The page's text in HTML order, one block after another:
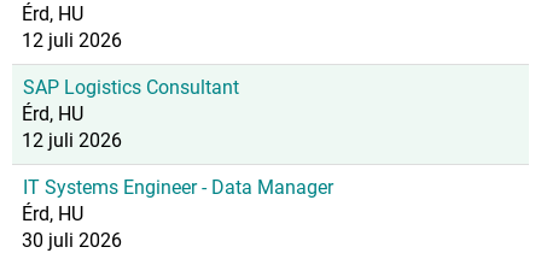
Érd, HU
12 juli 2026
SAP Logistics Consultant
Érd, HU
12 juli 2026
IT Systems Engineer - Data Manager
Érd, HU
30 juli 2026